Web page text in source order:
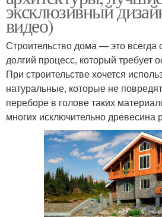
эксклюзивный
видео)
Строительство дома — это всегда
долгий процесс, который требует
При строительстве хочется
натуральные, которые не
переборе в голове таких
многих исключительно древесина